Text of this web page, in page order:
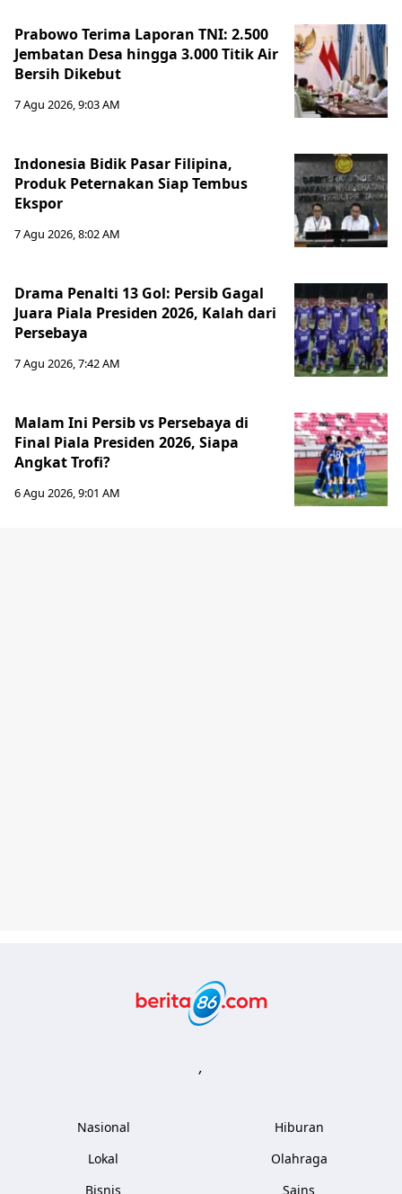
Prabowo Terima Laporan TNI: 2.500
Jembatan Desa hingga 3.000 Titik Air
Bersih Dikebut
7 Agu 2026, 9:03 AM
Indonesia Bidik Pasar Filipina,
Produk Peternakan Siap Tembus
Ekspor
7 Agu 2026, 8:02 AM
Drama Penalti 13 Gol: Persib Gagal
Juara Piala Presiden 2026, Kalah dari
Persebaya
7 Agu 2026, 7:42 AM
Malam Ini Persib vs Persebaya di
Final Piala Presiden 2026, Siapa
Angkat Trofi?
6 Agu 2026, 9:01 AM
,
Nasional
Lokal
Bisnis
Hiburan
Olahraga
Sains